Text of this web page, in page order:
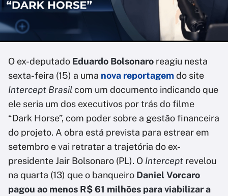
O ex-deputado Eduardo Bolsonaro reagiu nesta
sexta-feira (15) a uma nova reportagemdo site
Intercept Brasilcom um documento indicando que
ele seria um dos executivos por trás do filme
“Dark Horse”, com poder sobre a gestão financeira
do projeto. A obra está prevista para estrear em
setembro e vai retratar a trajetória do ex-
presidente Jair Bolsonaro (PL). O Intercept revelou
na quarta (13) que o banqueiro Daniel Vorcaro
pagou ao menos R$ 61 milhões para viabilizar a